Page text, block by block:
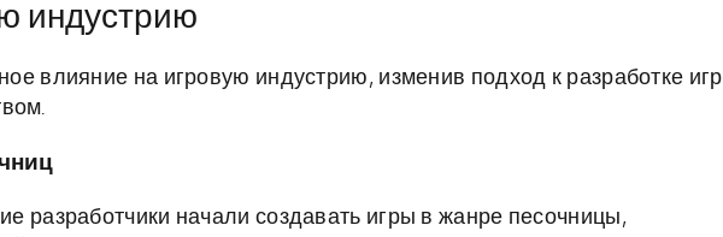
индустрию
влияние на игровую индустрию, изменив подход к разработке
разработчики начали создавать игры в жанре песочницы,